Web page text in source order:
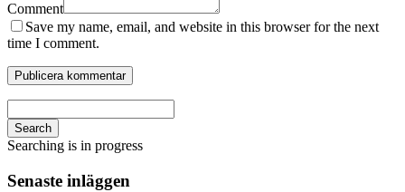
Comment
Save my name, email, and website in this browser for the next
time I comment.
Search
Searching is in progress
Senaste inläggen